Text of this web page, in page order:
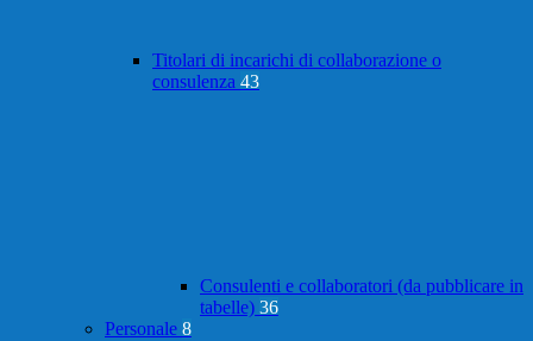
Titolari di incarichi di collaborazione o
consulenza 43
Consulenti e collaboratori (da pubblicare in
tabelle) 36
Personale 8